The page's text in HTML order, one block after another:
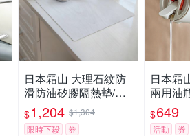
日本霜山 大理石紋防
滑防油矽膠隔熱墊/料
理台保護墊-3入
$1,204 $1,304
限時下殺
券
日本霜
兩用油
0ml-多
$649
活動 券